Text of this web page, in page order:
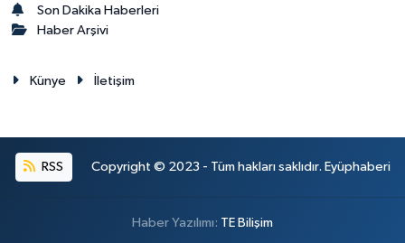
Son Dakika Haberleri
Haber Arşivi
Künye İletişim
RSS Copyright © 2023 - Tüm hakları saklıdır. Eyüphaberi
Haber Yazılımı: TE Bilişim